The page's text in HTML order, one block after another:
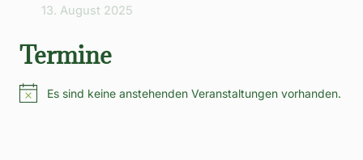
13. August 2025
Termine
HinweisEs sind keine anstehenden Veranstaltungen vorhanden.